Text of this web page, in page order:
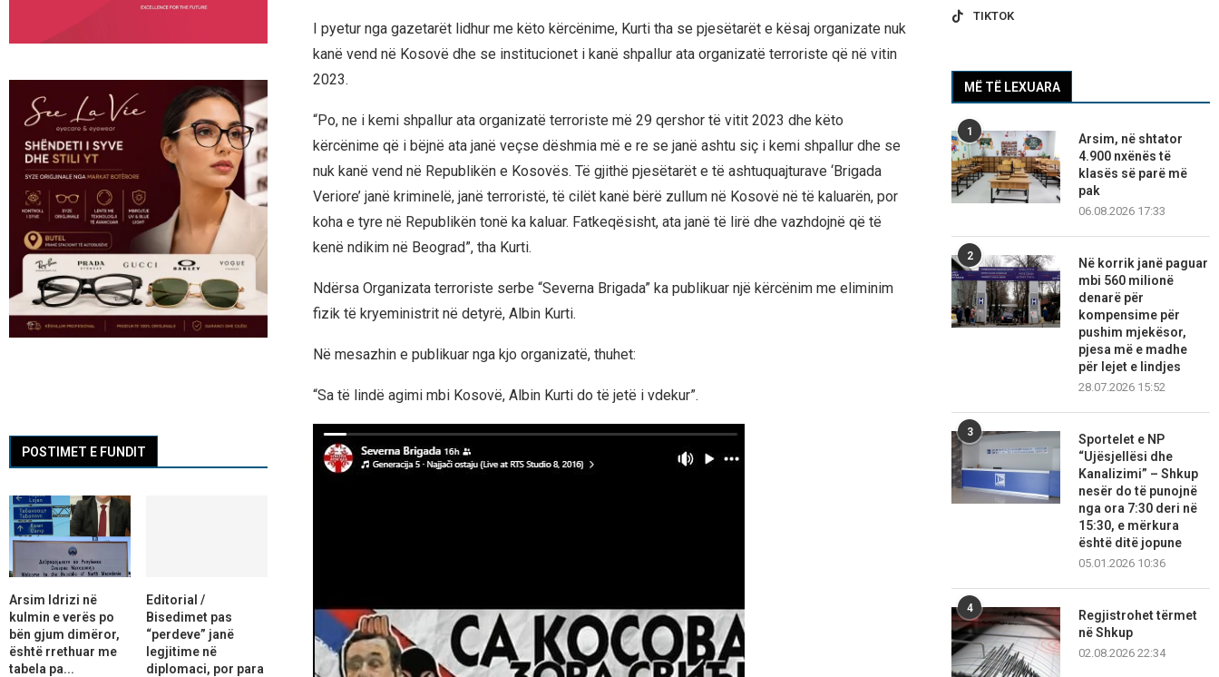
I pyetur nga gazetarët lidhur me këto kërcënime, Kurti tha se pjesëtarët e kësaj organizate nuk
kanë vend në Kosovë dhe se institucionet i kanë shpallur ata organizatë terroriste që në vitin
2023.
“Po, ne i kemi shpallur ata organizatë terroriste më 29 qershor të vitit 2023 dhe këto
kërcënime që i bëjnë ata janë veçse dëshmia më e re se janë ashtu siç i kemi shpallur dhe se
nuk kanë vend në Republikën e Kosovës. Të gjithë pjesëtarët e të ashtuquajturave ‘Brigada
Veriore’ janë kriminelë, janë terroristë, të cilët kanë bërë zullum në Kosovë në të kaluarën, por
koha e tyre në Republikën tonë ka kaluar. Fatkeqësisht, ata janë të lirë dhe vazhdojnë që të
kenë ndikim në Beograd”, tha Kurti.
Ndërsa Organizata terroriste serbe “Severna Brigada” ka publikuar një kërcënim me eliminim
fizik të kryeministrit në detyrë, Albin Kurti.
Në mesazhin e publikuar nga kjo organizatë, thuhet:
“Sa të lindë agimi mbi Kosovë, Albin Kurti do të jetë i vdekur”.
TIKTOK
MË TË LEXUARA
1
Arsim, në shtator
4.900 nxënës të
klasës së parë më
pak
06.08.2026 17:33
2
Në korrik janë paguar
mbi 560 milionë
denarë për
kompensime për
pushim mjekësor,
pjesa më e madhe
për lejet e lindjes
28.07.2026 15:52
3
Sportelet e NP
“Ujësjellësi dhe
Kanalizimi” – Shkup
nesër do të punojnë
nga ora 7:30 deri në
15:30, e mërkura
është ditë jopune
05.01.2026 10:36
4
Regjistrohet tërmet
në Shkup
02.08.2026 22:34
POSTIMET E FUNDIT
Arsim Idrizi në
kulmin e verës po
bën gjum dimëror,
është rrethuar me
tabela pa...
Editorial /
Bisedimet pas
“perdeve” janë
legjitime në
diplomaci, por para